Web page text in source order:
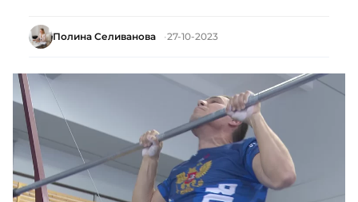
Полина Селиванова 27-10-2023